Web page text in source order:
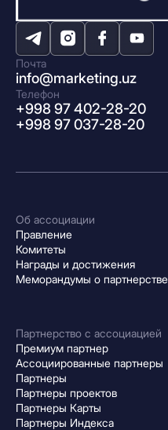
Почта
info@marketing.uz
Телефон
+998 97 402-28-20
+998 97 037-28-20
Об ассоциации
Правление
Комитеты
Награды и достижения
Меморандумы о партнерстве
Партнерство с ассоциацией
Премиум партнер
Ассоциированные партнеры
Партнеры
Партнеры проектов
Партнеры Карты
Партнеры Индекса